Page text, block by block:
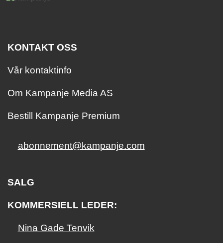
KONTAKT OSS
Vår kontaktinfo
Om Kampanje Media AS
Bestill Kampanje Premium
abonnement@kampanje.com
SALG
KOMMERSIELL LEDER:
Nina Gade Tenvik